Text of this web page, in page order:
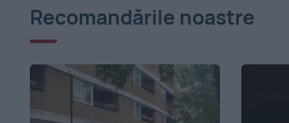
Recomandările noastre